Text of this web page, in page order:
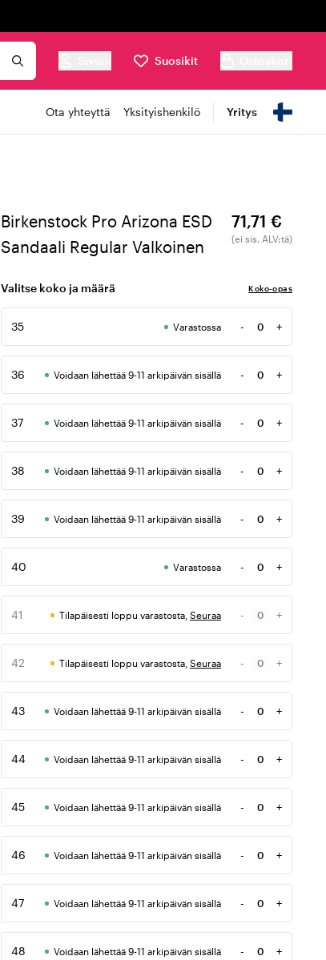
Suosikit
Ota yhteyttä Yksityishenkilö Yritys
Birkenstock Pro Arizona ESD
Sandaali Regular Valkoinen
71,71 €
(ei sis. ALV:tä)
Valitse koko ja määrä Koko-opas
35 Varastossa -
Määrä
+
36 Voidaan lähettää 9-11 arkipäivän sisällä -
Määrä
+
37 Voidaan lähettää 9-11 arkipäivän sisällä -
Määrä
+
38 Voidaan lähettää 9-11 arkipäivän sisällä -
Määrä
+
39 Voidaan lähettää 9-11 arkipäivän sisällä -
Määrä
+
40 Varastossa -
Määrä
+
41 Tilapäisesti loppu varastosta, Seuraa -
Määrä
+
42 Tilapäisesti loppu varastosta, Seuraa -
Määrä
+
43 Voidaan lähettää 9-11 arkipäivän sisällä -
Määrä
+
44 Voidaan lähettää 9-11 arkipäivän sisällä -
Määrä
+
45 Voidaan lähettää 9-11 arkipäivän sisällä -
Määrä
+
46 Voidaan lähettää 9-11 arkipäivän sisällä -
Määrä
+
47 Voidaan lähettää 9-11 arkipäivän sisällä -
Määrä
+
48 Voidaan lähettää 9-11 arkipäivän sisällä - +